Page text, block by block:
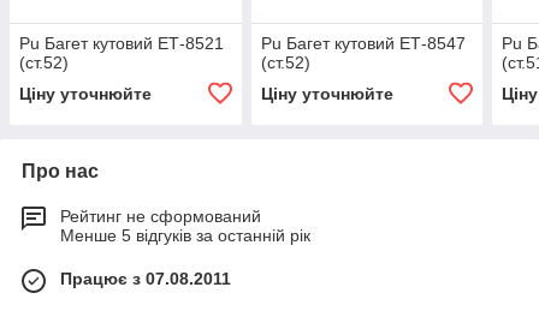
Pu Багет кутовий ЕТ-8521
(ст.52)
Ціну уточнюйте
Pu Багет кутовий ЕТ-8547
(ст.52)
Ціну уточнюйте
Pu
Про нас
Рейтинг не сформований
Менше 5 відгуків за останній рік
Працює з 07.08.2011